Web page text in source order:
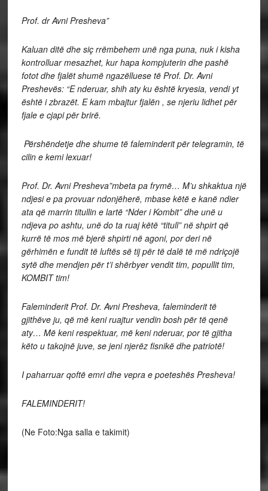
Prof. dr Avni Presheva”
Kaluan ditë dhe siç rrëmbehem unë nga puna, nuk i kisha
kontrolluar mesazhet, kur hapa kompjuterin dhe pashë
fotot dhe fjalët shumë ngazëlluese të Prof. Dr. Avni
Preshevës: “E nderuar, shih aty ku është kryesia, vendi yt
është i zbrazët. E kam mbajtur fjalën , se njeriu lidhet për
fjale e cjapi për brirë.
Përshëndetje dhe shume të faleminderit për telegramin, të
cilin e kemi lexuar!
Prof. Dr. Avni Presheva”mbeta pa frymë… M’u shkaktua një
ndjesi e pa provuar ndonjëherë, mbase këtë e kanë ndier
ata që marrin titullin e lartë “Nder i Kombit” dhe unë u
ndjeva po ashtu, unë do ta ruaj këtë “titull” në shpirt që
kurrë të mos më bjerë shpirti në agoni, por deri në
gërhimën e fundit të luftës së tij për të dalë të më ndriçojë
sytë dhe mendjen për t’i shërbyer vendit tim, popullit tim,
KOMBIT tim!
Faleminderit Prof. Dr. Avni Presheva, faleminderit të
gjithëve ju, që më keni ruajtur vendin bosh për të qenë
aty… Më keni respektuar, më keni nderuar, por të gjitha
këto u takojnë juve, se jeni njerëz fisnikë dhe patriotë!
I paharruar qoftë emri dhe vepra e poeteshës Presheva!
FALEMINDERIT!
(Ne Foto:Nga salla e takimit)